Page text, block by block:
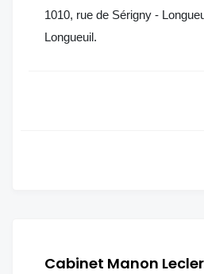
1010, rue de Sérigny -
Longueuil.
Cabinet Manon